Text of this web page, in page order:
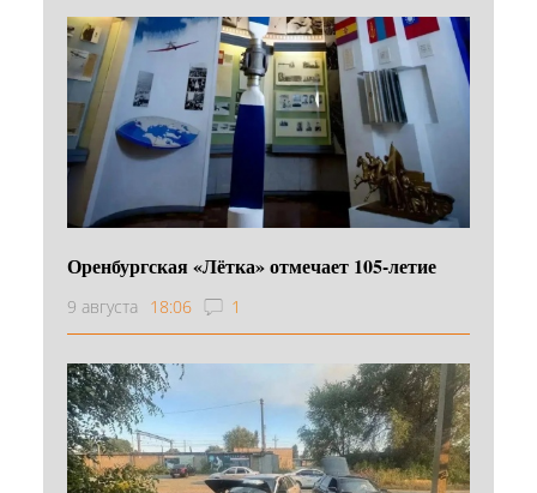
Оренбургская «Лётка» отмечает 105-летие
9 августа 18:06 1